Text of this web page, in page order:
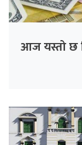
आज यस्तो छ